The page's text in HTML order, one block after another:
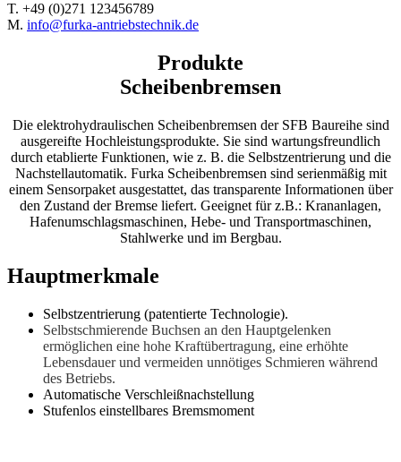
T. +49 (0)271 123456789
M. info@furka-antriebstechnik.de
Produkte
Scheibenbremsen
Die elektrohydraulischen Scheibenbremsen der SFB Baureihe sind
ausgereifte Hochleistungsprodukte. Sie sind wartungsfreundlich
durch etablierte Funktionen, wie z. B. die Selbstzentrierung und die
Nachstellautomatik. Furka Scheibenbremsen sind serienmäßig mit
einem Sensorpaket ausgestattet, das transparente Informationen über
den Zustand der Bremse liefert. Geeignet für z.B.: Krananlagen,
Hafenumschlagsmaschinen, Hebe- und Transportmaschinen,
Stahlwerke und im Bergbau.
Hauptmerkmale
Selbstzentrierung (patentierte Technologie).
Selbstschmierende Buchsen an den Hauptgelenken
ermöglichen eine hohe Kraftübertragung, eine erhöhte
Lebensdauer und vermeiden unnötiges Schmieren während
des Betriebs.
Automatische Verschleißnachstellung
Stufenlos einstellbares Bremsmoment